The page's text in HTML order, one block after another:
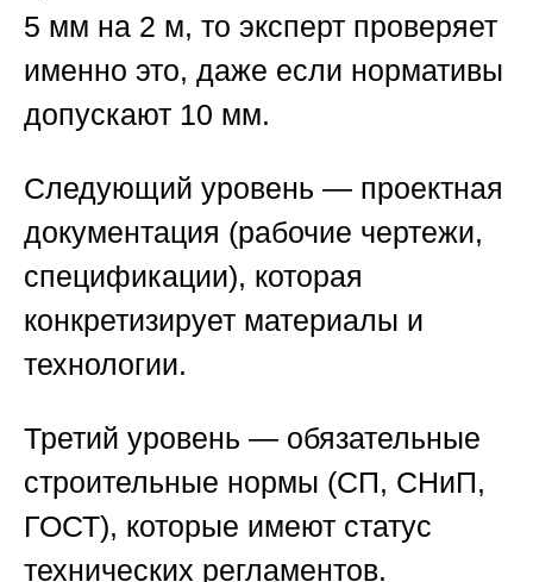
5 мм на 2 м, то эксперт проверяет
именно это, даже если нормативы
допускают 10 мм.
Следующий уровень — проектная
документация (рабочие чертежи,
спецификации), которая
конкретизирует материалы и
технологии.
Третий уровень — обязательные
строительные нормы (СП, СНиП,
ГОСТ), которые имеют статус
технических регламентов.